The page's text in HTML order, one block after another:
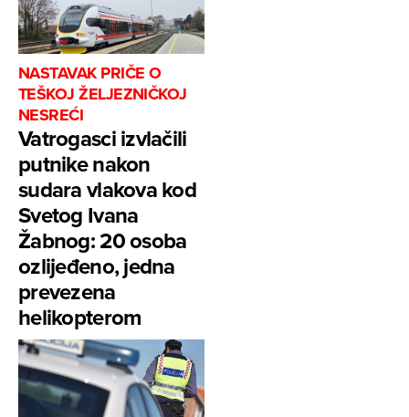
NASTAVAK PRIČE O
TEŠKOJ ŽELJEZNIČKOJ
NESREĆI
Vatrogasci izvlačili
putnike nakon
sudara vlakova kod
Svetog Ivana
Žabnog: 20 osoba
ozlijeđeno, jedna
prevezena
helikopterom